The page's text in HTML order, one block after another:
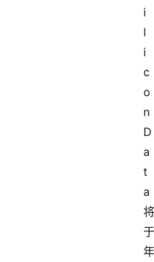
i
l
i
c
o
n
D
a
t
a
将
于
年